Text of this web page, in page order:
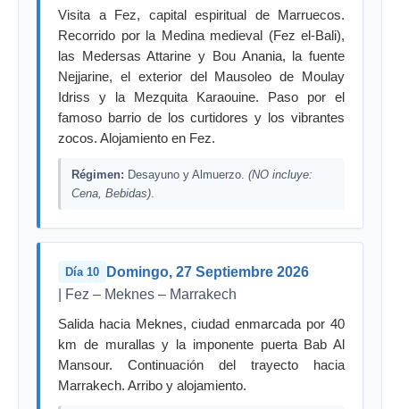
Visita a Fez, capital espiritual de Marruecos.
Recorrido por la Medina medieval (Fez el-Bali),
las Medersas Attarine y Bou Anania, la fuente
Nejjarine, el exterior del Mausoleo de Moulay
Idriss y la Mezquita Karaouine. Paso por el
famoso barrio de los curtidores y los vibrantes
zocos. Alojamiento en Fez.
Régimen: Desayuno y Almuerzo. (NO incluye:
Cena, Bebidas)
Día 10 Domingo, 27 Septiembre 2026
| Fez – Meknes – Marrakech
Salida hacia Meknes, ciudad enmarcada por 40
km de murallas y la imponente puerta Bab Al
Mansour. Continuación del trayecto hacia
Marrakech. Arribo y alojamiento.